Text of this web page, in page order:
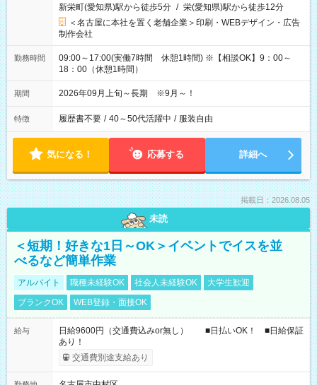
新栄町(愛知県)駅から徒歩5分 / 栄(愛知県)駅から徒歩12分
＜名古屋に本社を置く老舗企業＞印刷・WEBデザイン・広告
制作会社
勤務時間
09:00～17:00(実働7時間 休憩1時間) ※【相談OK】9：00～
18：00（休憩1時間）
期間 2026年09月上旬～長期 ※9月～！
特徴 履歴書不要 / 40～50代活躍中 / 服装自由
気になる！ 応募する 詳細へ
掲載日：2026.08.05
未読
＜短期！好きな1日～OK＞イベントでイスを並
べるなど簡単作業
アルバイト 職種未経験OK 社会人未経験OK
大学生歓迎
ブランクOK
WEB登録・面接OK
給与
日給9600円（交通費込みor無し） ■日払いOK！ ■日給保証
あり！
交通費別途支給あり